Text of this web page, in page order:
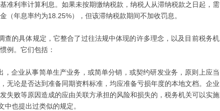
准利率计算利息。如果未按期缴纳税款，纳税人从滞纳税款之日起，需
（年息率约为18.25%），但该滞纳税款期间不加收罚息。
查的具体规定，它整合了过往法规中体现的许多理念，以及目前税务机
例。它们包括：
，企业从事简单生产业务，或简单分销，或契约研发业务，原则上应当
无论是否达到准备同期资料标准，均应准备亏损年度的本地文档。企业
失败等原因造成的应由关联方承担的风险和损失的，税务机关可以实施
也提出过类似的规定。